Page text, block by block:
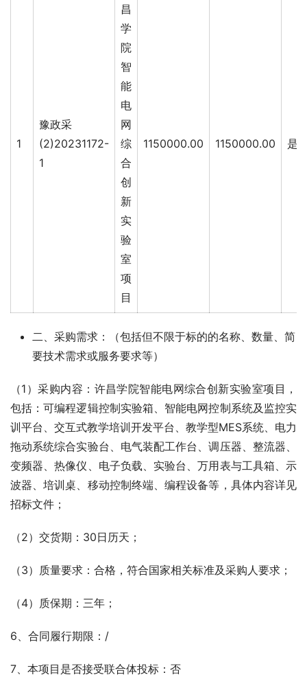
1
豫政采
(2)20231172-
1
昌
学
院
智
能
电
网
综
合
创
新
实
验
室
项
目
1150000.00 1150000.00 是
二、采购需求：（包括但不限于标的的名称、数量、简
要技术需求或服务要求等）
（1）采购内容：许昌学院智能电网综合创新实验室项目，
包括：可编程逻辑控制实验箱、智能电网控制系统及监控实
训平台、交互式教学培训开发平台、教学型MES系统、电力
拖动系统综合实验台、电气装配工作台、调压器、整流器、
变频器、热像仪、电子负载、实验台、万用表与工具箱、示
波器、培训桌、移动控制终端、编程设备等，具体内容详见
招标文件；
（2）交货期：30日历天；
（3）质量要求：合格，符合国家相关标准及采购人要求；
（4）质保期：三年；
6、合同履行期限：/
7、本项目是否接受联合体投标：否